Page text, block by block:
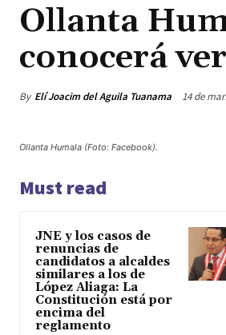
Ollanta
conocerá
By Elí Joacim del Aguila Tuanama 14 de
Ollanta Humala (Foto: Facebook).
Must read
JNE y los casos de
renuncias de
candidatos a alcaldes
similares a los de
López Aliaga: La
Constitución está por
encima del
reglamento